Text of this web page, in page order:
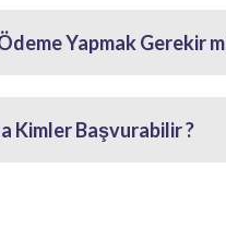
Yapmak Gerekir
Kimler Başvurabilir ?